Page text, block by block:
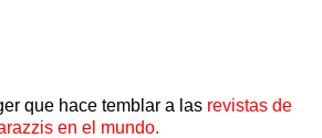
que hace temblar a las revistas de
en el mundo.